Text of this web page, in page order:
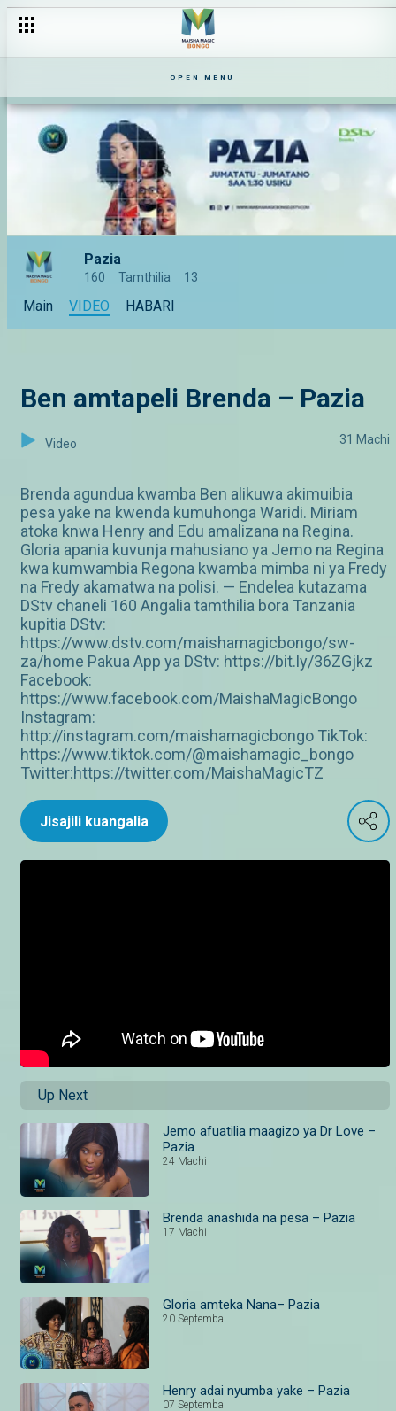
OPEN MENU
Pazia
160 Tamthilia 13
Main VIDEO HABARI
Ben amtapeli Brenda – Pazia
Video 31 Machi
Brenda agundua kwamba Ben alikuwa akimuibia
pesa yake na kwenda kumuhonga Waridi. Miriam
atoka knwa Henry and Edu amalizana na Regina.
Gloria apania kuvunja mahusiano ya Jemo na Regina
kwa kumwambia Regona kwamba mimba ni ya Fredy
na Fredy akamatwa na polisi. — Endelea kutazama
DStv chaneli 160 Angalia tamthilia bora Tanzania
kupitia DStv:
https://www.dstv.com/maishamagicbongo/sw-
za/home Pakua App ya DStv: https://bit.ly/36ZGjkz
Facebook:
https://www.facebook.com/MaishaMagicBongo
Instagram:
http://instagram.com/maishamagicbongo TikTok:
https://www.tiktok.com/@maishamagic_bongo
Twitter:https://twitter.com/MaishaMagicTZ
Jisajili kuangalia
Up Next
Jemo afuatilia maagizo ya Dr Love –
Pazia
24 Machi
Brenda anashida na pesa – Pazia
17 Machi
Gloria amteka Nana– Pazia
20 Septemba
Henry adai nyumba yake – Pazia
07 Septemba